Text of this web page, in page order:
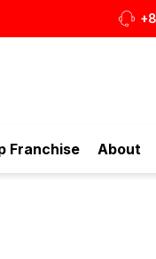
আরামদায়ক জুতা, এখন আরও
Franchise About